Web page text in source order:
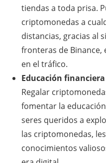
tiendas a toda prisa.
criptomonedas a
distancias, gracias al
fronteras de Binance,
en el tráfico.
Educación
Regalar
fomentar la
seres queridos a
las criptomonedas,
conocimientos